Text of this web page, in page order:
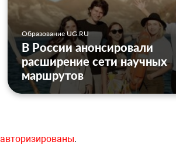
Образование UG.RU
В России анонсировали
расширение сети научных
маршрутов
авторизированы.